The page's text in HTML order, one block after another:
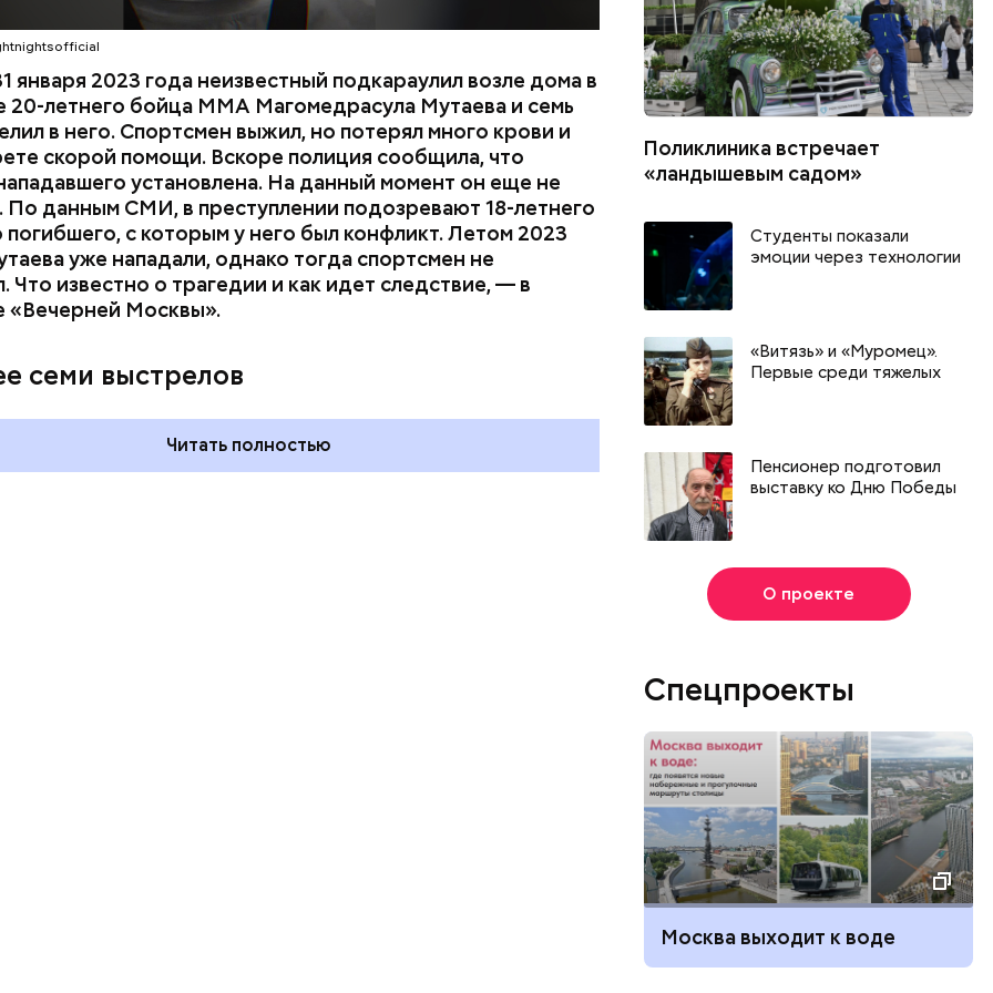
день
праздники
и мире 7
подкаблучника: какие
праздники отмечают в России
и мире 6 августа
День разглядывания
горизонта и День пьяного
курсанта: какие праздники
отмечают в России и мире 5
воздушных
января 2023 года неизвестный подкараулил возле дома в
20-летнего бойца ММА Магомедрасула Мутаева и семь
в него. Спортсмен выжил, но потерял много крови и
скорой помощи. Вскоре полиция сообщила, что
установлена. На данный момент он еще не
По данным СМИ, в преступлении подозревают 18-летнего
погибшего, с которым у него был конфликт. Летом 2023
уже нападали, однако тогда спортсмен не
Что известно о трагедии и как идет следствие, — в
«Вечерней Москвы».
семи выстрелов
Читать полностью
Поликлиника встречает
«ландышевым садом»
Студенты показали
эмоции через технологии
«Витязь» и «Муромец».
Первые среди тяжелых
Пенсионер подготовил
выставку ко Дню Победы
О проекте
Спецпроекты
Москва выходит к воде